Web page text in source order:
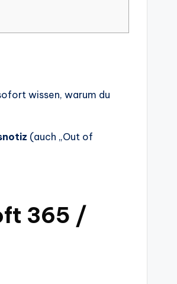
wissen, warum du
(auch „Out of
365 /